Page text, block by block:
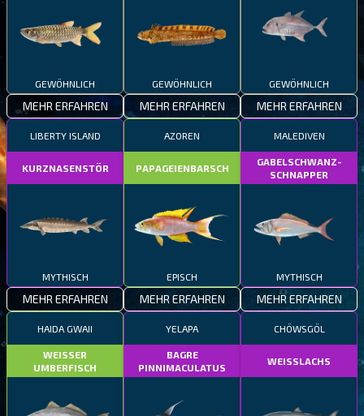
GEWÖHNLICH
MEHR ERFAHREN
GEWÖHNLICH
MEHR ERFAHREN
GEWÖHNLICH
MEHR ERFAHREN
LIBERTY ISLAND
KURZNASENSTÖR
MYTHISCH
MEHR ERFAHREN
AZOREN
PAPAGEIENBARSCH
EPISCH
MEHR ERFAHREN
MALEDIVEN
GABELSCHWANZ-
SCHNAPPER
MYTHISCH
MEHR ERFAHREN
HAIDA GWAII
WEISSER
UMBERFISCH
YELAPA
BAGRE
PINNIMACULATUS
CHÖWSGÖL
WEISSLACHS